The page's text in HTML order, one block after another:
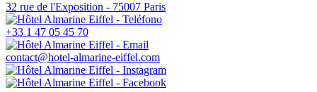
32 rue de l'Exposition - 75007 Paris
+33 1 47 05 45 70
contact@hotel-almarine-eiffel.com